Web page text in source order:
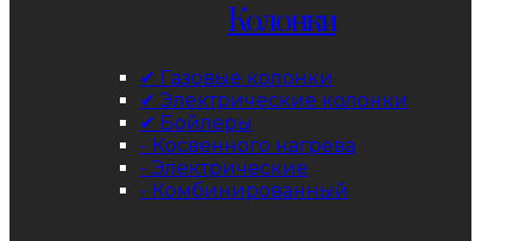
Колонки
✔ Газовые колонки
✔ Электрические колонки
✔ Бойлеры
- Косвенного нагрева
- Электрические
- Комбинированный